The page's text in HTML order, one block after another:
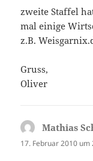
zweite Staffel
mal einige
z.B.
Gruss,
Oliver
Mathias
17. Februar 2010 um